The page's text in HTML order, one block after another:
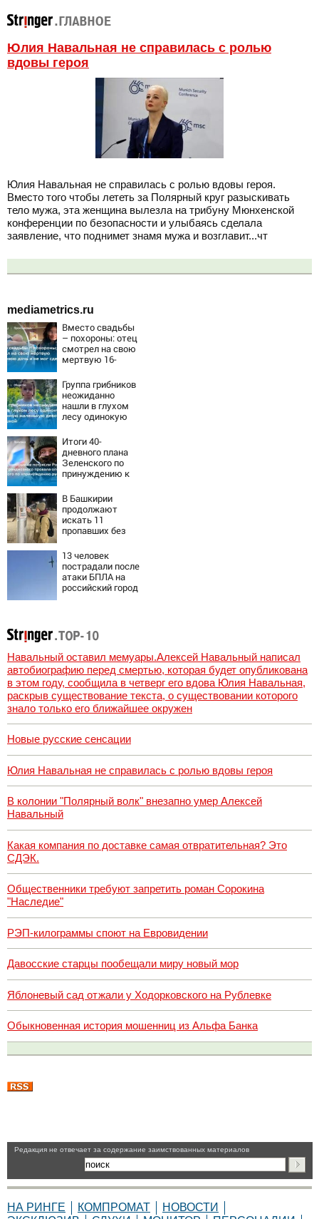
Юлия Навальная не справилась с ролью
вдовы героя
Юлия Навальная не справилась с ролью вдовы героя.
Вместо того чтобы лететь за Полярный круг разыскивать
тело мужа, эта женщина вылезла на трибуну Мюнхенской
конференции по безопасности и улыбаясь сделала
заявление, что поднимет знамя мужа и возглавит...чт
mediametrics.ru
Вместо свадьбы
– похороны: отец
смотрел на свою
мертвую 16-
мог сдержать
слезы
Группа грибников
неожиданно
нашли в глухом
лесу одинокую
маленькую
девочку с
игрушкой
Итоги 40-
дневного плана
Зеленского по
принуждению к
ответила Россия,
полный разбор
провала операции
Украины от
военкора Коца
В Башкирии
продолжают
искать 11
пропавших без
13 человек
пострадали после
атаки БПЛА на
российский город
Навальный оставил мемуары.Алексей Навальный написал
автобиографию перед смертью, которая будет опубликована
в этом году, сообщила в четверг его вдова Юлия Навальная,
раскрыв существование текста, о существовании которого
знало только его ближайшее окружен
Новые русские сенсации
Юлия Навальная не справилась с ролью вдовы героя
В колонии "Полярный волк" внезапно умер Алексей
Навальный
Какая компания по доставке самая отвратительная? Это
СДЭК.
Общественники требуют запретить роман Сорокина
"Наследие"
РЭП-килограммы споют на Евровидении
Давосские старцы пообещали миру новый мор
Яблоневый сад отжали у Ходорковского на Рублевке
Обыкновенная история мошенниц из Альфа Банка
Pедакция не отвечает за содержание заимствованных материалов
НА РИНГЕ КОМПРОМАТ
НОВОСТИ